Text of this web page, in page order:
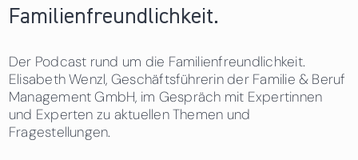
Familienfreundlichkeit.
Der Podcast rund um die Familienfreundlichkeit.
Elisabeth Wenzl, Geschäftsführerin der Familie & Beruf
Management GmbH, im Gespräch mit Expertinnen
und Experten zu aktuellen Themen und
Fragestellungen.